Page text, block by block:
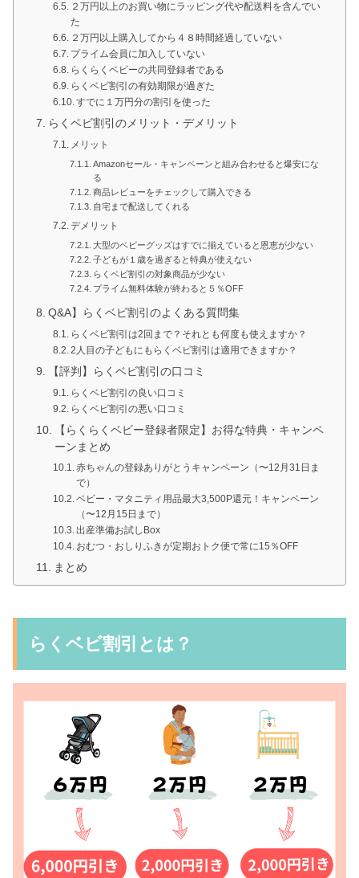
２万円以上のお買い物にラッピング代や配送料を含んでい
た
２万円以上購入してから４８時間経過していない
プライム会員に加入していない
らくらくベビーの共同登録者である
らくベビ割引の有効期限が過ぎた
すでに１万円分の割引を使った
らくベビ割引のメリット・デメリット
メリット
Amazonセール・キャンペーンと組み合わせると爆安にな
る
商品レビューをチェックして購入できる
自宅まで配送してくれる
デメリット
大型のベビーグッズはすでに揃えていると恩恵が少ない
子どもが１歳を過ぎると特典が使えない
らくベビ割引の対象商品が少ない
プライム無料体験が終わると５％OFF
Q&A】らくベビ割引のよくある質問集
らくベビ割引は2回まで？それとも何度も使えますか？
2人目の子どもにもらくベビ割引は適用できますか？
【評判】らくベビ割引の口コミ
らくベビ割引の良い口コミ
らくベビ割引の悪い口コミ
【らくらくベビー登録者限定】お得な特典・キャンペ
ーンまとめ
赤ちゃんの登録ありがとうキャンペーン（〜12月31日ま
で）
ベビー・マタニティ用品最大3,500P還元！キャンペーン
（〜12月15日まで）
出産準備お試しBox
おむつ・おしりふきが定期おトク便で常に15％OFF
まとめ
らくベビ割引とは？